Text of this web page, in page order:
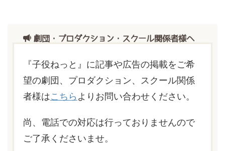
劇団・プロダクション・スクール関係者様へ
『子役ねっと』に記事や広告の掲載をご希
望の劇団、プロダクション、スクール関係
者様はこちら よりお問い合わせください。
尚、電話での対応は行っておりませんので
ご了承くださいませ。